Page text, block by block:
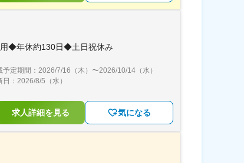
用◆年休約130日◆土日祝休み
予定期間： 2026/7/16（木） 〜2026/10/14（水）
日： 2026/8/5（水）
求人詳細を見る 気になる